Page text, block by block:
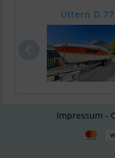
Uttern D 77
Impressum -